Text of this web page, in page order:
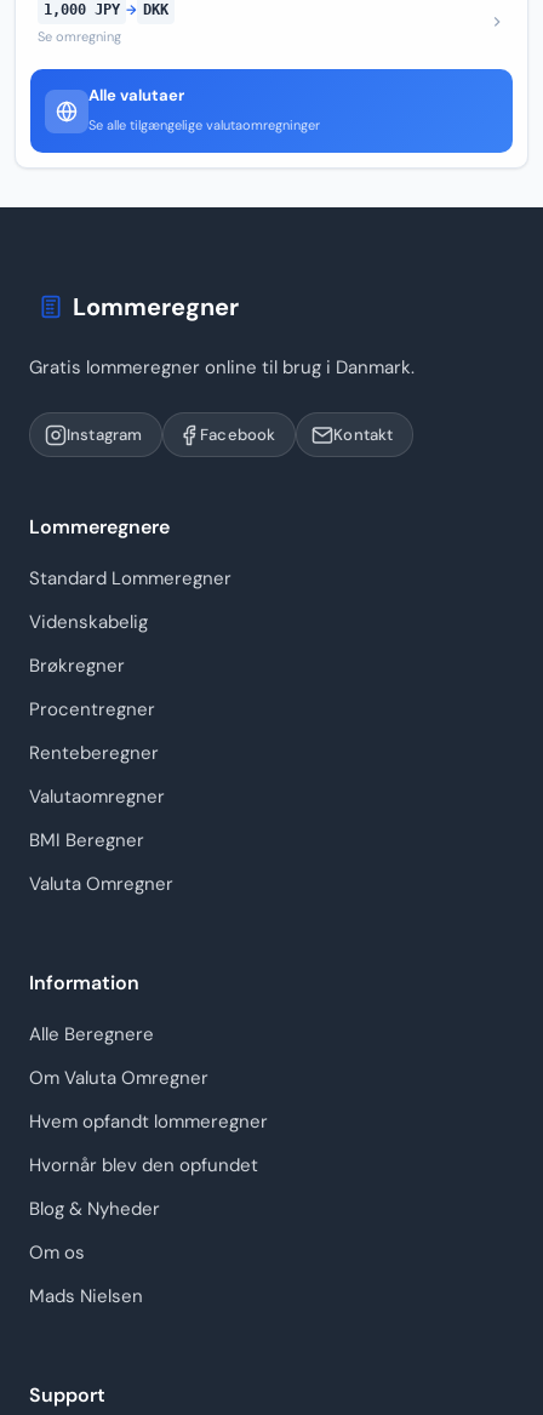
1,000 JPY → DKK
Se omregning
Alle valutaer
Se alle tilgængelige valutaomregninger
Lommeregner
Gratis lommeregner online til brug i Danmark.
Instagram Facebook Kontakt
Lommeregnere
Standard Lommeregner
Videnskabelig
Brøkregner
Procentregner
Renteberegner
Valutaomregner
BMI Beregner
Valuta Omregner
Information
Alle Beregnere
Om Valuta Omregner
Hvem opfandt lommeregner
Hvornår blev den opfundet
Blog & Nyheder
Om os
Mads Nielsen
Support